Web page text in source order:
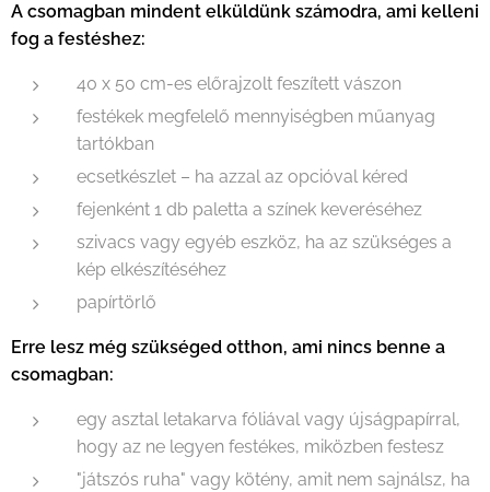
A csomagban mindent elküldünk számodra, ami kelleni
fog a festéshez:
40 x 50 cm-es előrajzolt feszített vászon
festékek megfelelő mennyiségben műanyag
tartókban
ecsetkészlet – ha azzal az opcióval kéred
fejenként 1 db paletta a színek keveréséhez
szivacs vagy egyéb eszköz, ha az szükséges a
kép elkészítéséhez
papírtörlő
Erre lesz még szükséged otthon, ami nincs benne a
csomagban:
egy asztal letakarva fóliával vagy újságpapírral,
hogy az ne legyen festékes, miközben festesz
"játszós ruha" vagy kötény, amit nem sajnálsz, ha